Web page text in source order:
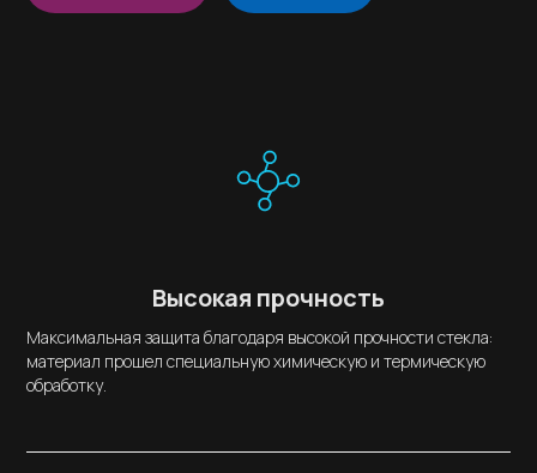
Высокая прочность
Максимальная защита благодаря высокой прочности стекла:
материал прошел специальную химическую и термическую
обработку.